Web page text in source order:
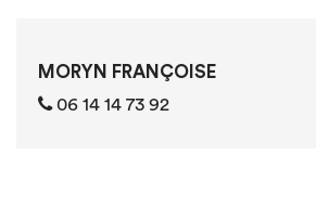
MORYN FRANÇOISE
06 14 14 73 92